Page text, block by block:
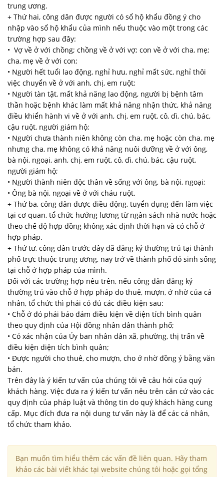
trung ương.
+ Thứ hai, công dân được người có sổ hộ khẩu đồng ý cho
nhập vào sổ hộ khẩu của mình nếu thuộc vào một trong các
trường hợp sau đây:
• Vợ về ở với chồng; chồng về ở với vợ; con về ở với cha, mẹ;
cha, mẹ về ở với con;
• Người hết tuổi lao động, nghỉ hưu, nghỉ mất sức, nghỉ thôi
việc chuyển về ở với anh, chị, em ruột;
• Người tàn tật, mất khả năng lao động, người bị bệnh tâm
thần hoặc bệnh khác làm mất khả năng nhận thức, khả năng
điều khiển hành vi về ở với anh, chị, em ruột, cô, dì, chú, bác,
cậu ruột, người giám hộ;
• Người chưa thành niên không còn cha, mẹ hoặc còn cha, mẹ
nhưng cha, mẹ không có khả năng nuôi dưỡng về ở với ông,
bà nội, ngoại, anh, chị, em ruột, cô, dì, chú, bác, cậu ruột,
người giám hộ;
• Người thành niên độc thân về sống với ông, bà nội, ngoại;
• Ông bà nội, ngoại về ở với cháu ruột.
+ Thứ ba, công dân được điều động, tuyển dụng đến làm việc
tại cơ quan, tổ chức hưởng lương từ ngân sách nhà nước hoặc
theo chế độ hợp đồng không xác định thời hạn và có chỗ ở
hợp pháp.
+ Thứ tư, công dân trước đây đã đăng ký thường trú tại thành
phố trực thuộc trung ương, nay trở về thành phố đó sinh sống
tại chỗ ở hợp pháp của mình.
Đối với các trường hợp nêu trên, nếu công dân đăng ký
thường trú vào chỗ ở hợp pháp do thuê, mượn, ở nhờ của cá
nhân, tổ chức thì phải có đủ các điều kiện sau:
• Chỗ ở đó phải bảo đảm điều kiện về diện tích bình quân
theo quy định của Hội đồng nhân dân thành phố;
• Có xác nhận của Ủy ban nhân dân xã, phường, thị trấn về
điều kiện diện tích bình quân;
• Được người cho thuê, cho mượn, cho ở nhờ đồng ý bằng văn
bản.
Trên đây là ý kiến tư vấn của chúng tôi về câu hỏi của quý
khách hàng. Việc đưa ra ý kiến tư vấn nêu trên căn cứ vào các
quy định của pháp luật và thông tin do quý khách hàng cung
cấp. Mục đích đưa ra nội dung tư vấn này là để các cá nhân,
tổ chức tham khảo.
Bạn muốn tìm hiểu thêm các vấn đề liên quan. Hãy tham
khảo các bài viết khác tại website chúng tôi hoặc gọi tổng